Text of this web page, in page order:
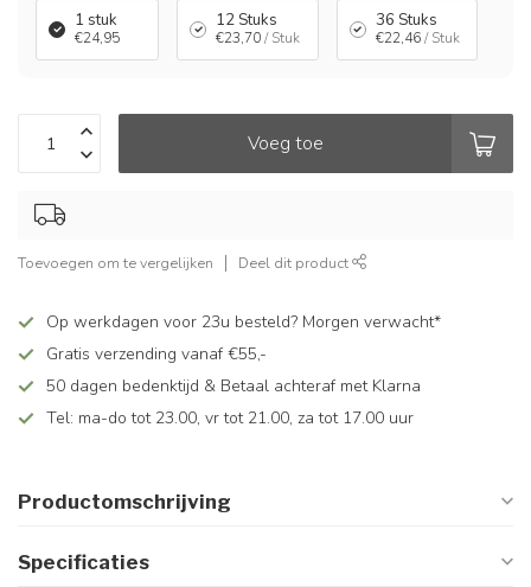
1 stuk
€24,95
12 Stuks
€23,70 / Stuk
36 Stuks
€22,46 / Stuk
Voeg toe
Toevoegen om te vergelijken Deel dit product
Op werkdagen voor 23u besteld? Morgen verwacht*
Gratis verzending vanaf €55,-
50 dagen bedenktijd & Betaal achteraf met Klarna
Tel: ma-do tot 23.00, vr tot 21.00, za tot 17.00 uur
Productomschrijving
Specificaties